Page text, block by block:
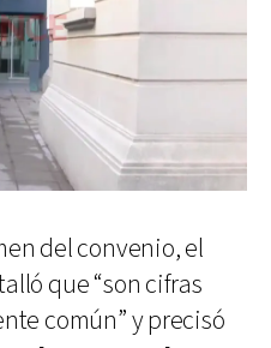
del convenio, el
que “son cifras
común” y precisó